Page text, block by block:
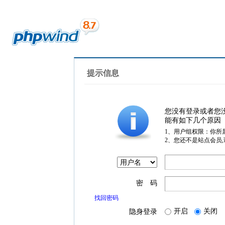
提示信息
您没有登录或者您
能有如下几个原因
1、用户组权限：你所
2、您还不是站点会员
密 码
找回密码
隐身登录 开启 关闭